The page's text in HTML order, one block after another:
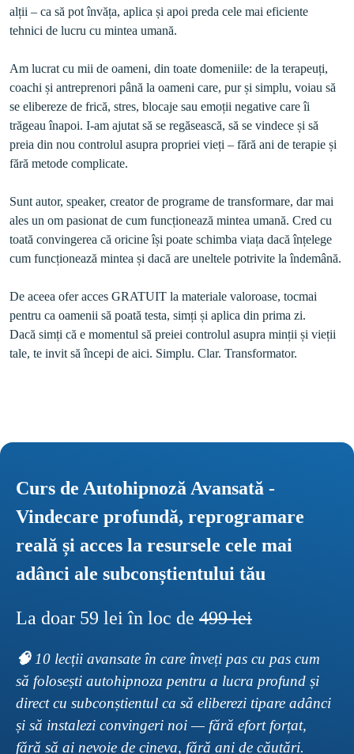
alții – ca să pot învăța, aplica și apoi preda cele mai eficiente
Am lucrat cu mii de oameni, din toate domeniile: de la terapeuți,
coachi și antreprenori până la oameni care, pur și simplu, voiau să
se elibereze de frică, stres, blocaje sau emoții negative care îi
trăgeau înapoi. I-am ajutat să se regăsească, să se vindece și să
preia din nou controlul asupra propriei vieți – fără ani de terapie și
Sunt autor, speaker, creator de programe de transformare, dar mai
ales un om pasionat de cum funcționează mintea umană. Cred cu
toată convingerea că oricine își poate schimba viața dacă înțelege
cum funcționează mintea și dacă are uneltele potrivite la îndemână.
De aceea ofer acces GRATUIT la materiale valoroase, tocmai
pentru ca oamenii să poată testa, simți și aplica din prima zi.
Dacă simți că e momentul să preiei controlul asupra minții și vieții
Curs de Autohipnoză Avansată -
Vindecare profundă, reprogramare
reală și acces la resursele cele mai
adânci ale subconștientului tău
La doar 59 lei în loc de 499 lei
🧠 10 lecții avansate în care înveți pas cu pas cum
să folosești autohipnoza pentru a lucra profund și
direct cu subconștientul ca să eliberezi tipare adânci
și să instalezi convingeri noi — fără efort forțat,
fără să ai nevoie de cineva, fără ani de căutări.